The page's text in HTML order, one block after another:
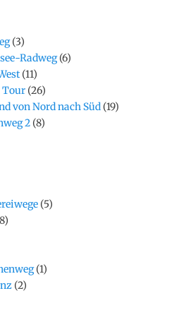
(3)
Radweg(6)
(11)
Tour (26)
von Nord nach Süd (19)
2 (8)
(5)
(1)
(2)